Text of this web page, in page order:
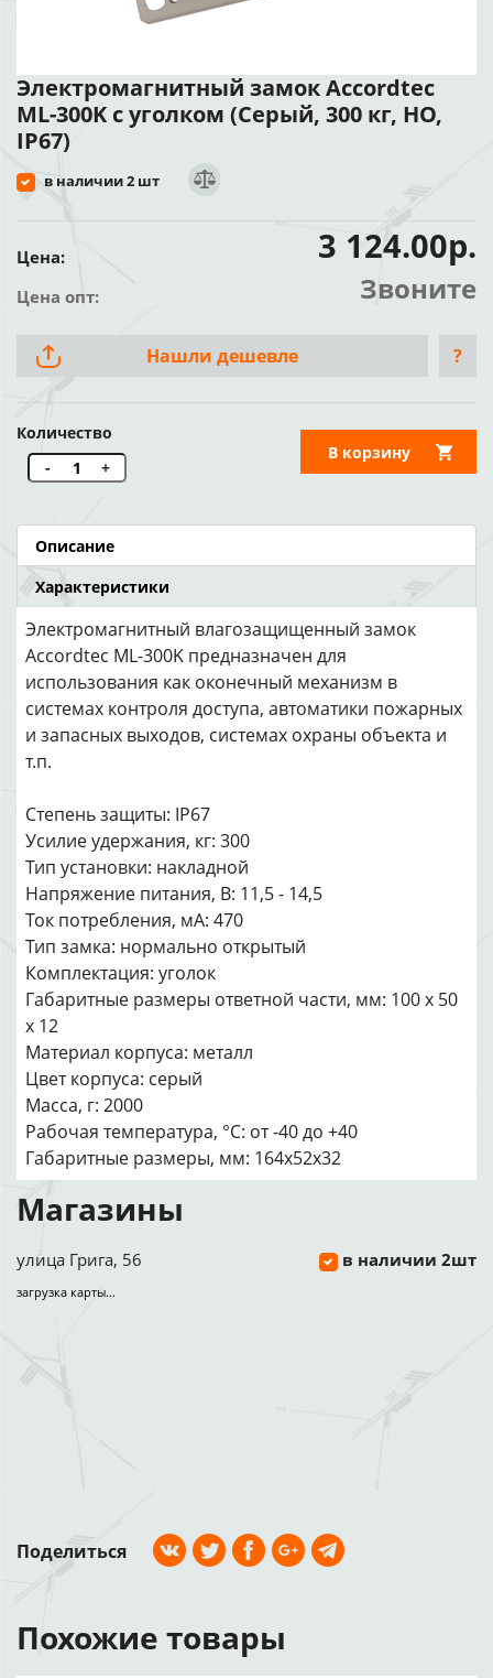
Электромагнитный замок Accordtec
ML-300K с уголком (Серый, 300 кг, НО,
IP67)
в наличии 2 шт
Цена: 3 124.00р.
Цена опт: Звоните
Нашли дешевле ?
Количество
-
+
В корзину
Описание
Характеристики
Электромагнитный влагозащищенный замок
Accordtec ML-300K предназначен для
использования как оконечный механизм в
системах контроля доступа, автоматики пожарных
и запасных выходов, системах охраны объекта и
т.п.
Степень защиты: IP67
Усилие удержания, кг: 300
Тип установки: накладной
Напряжение питания, В: 11,5 - 14,5
Ток потребления, мА: 470
Тип замка: нормально открытый
Комплектация: уголок
Габаритные размеры ответной части, мм: 100 х 50
х 12
Материал корпуса: металл
Цвет корпуса: серый
Масса, г: 2000
Рабочая температура, °С: от -40 до +40
Габаритные размеры, мм: 164х52х32
Магазины
улица Грига, 56 в наличии 2шт
загрузка карты...
Поделиться
Похожие товары